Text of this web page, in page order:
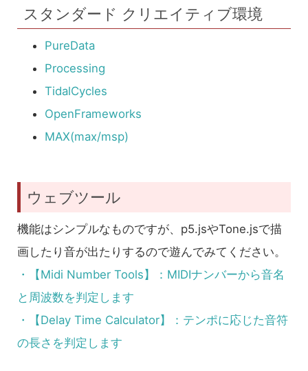
スタンダード クリエイティブ環境
PureData
Processing
TidalCycles
OpenFrameworks
MAX(max/msp)
ウェブツール
機能はシンプルなものですが、p5.jsやTone.jsで描
画したり音が出たりするので遊んでみてください。
・【Midi Number Tools】：MIDIナンバーから音名
と周波数を判定します
・【Delay Time Calculator】：テンポに応じた音符
の長さを判定します